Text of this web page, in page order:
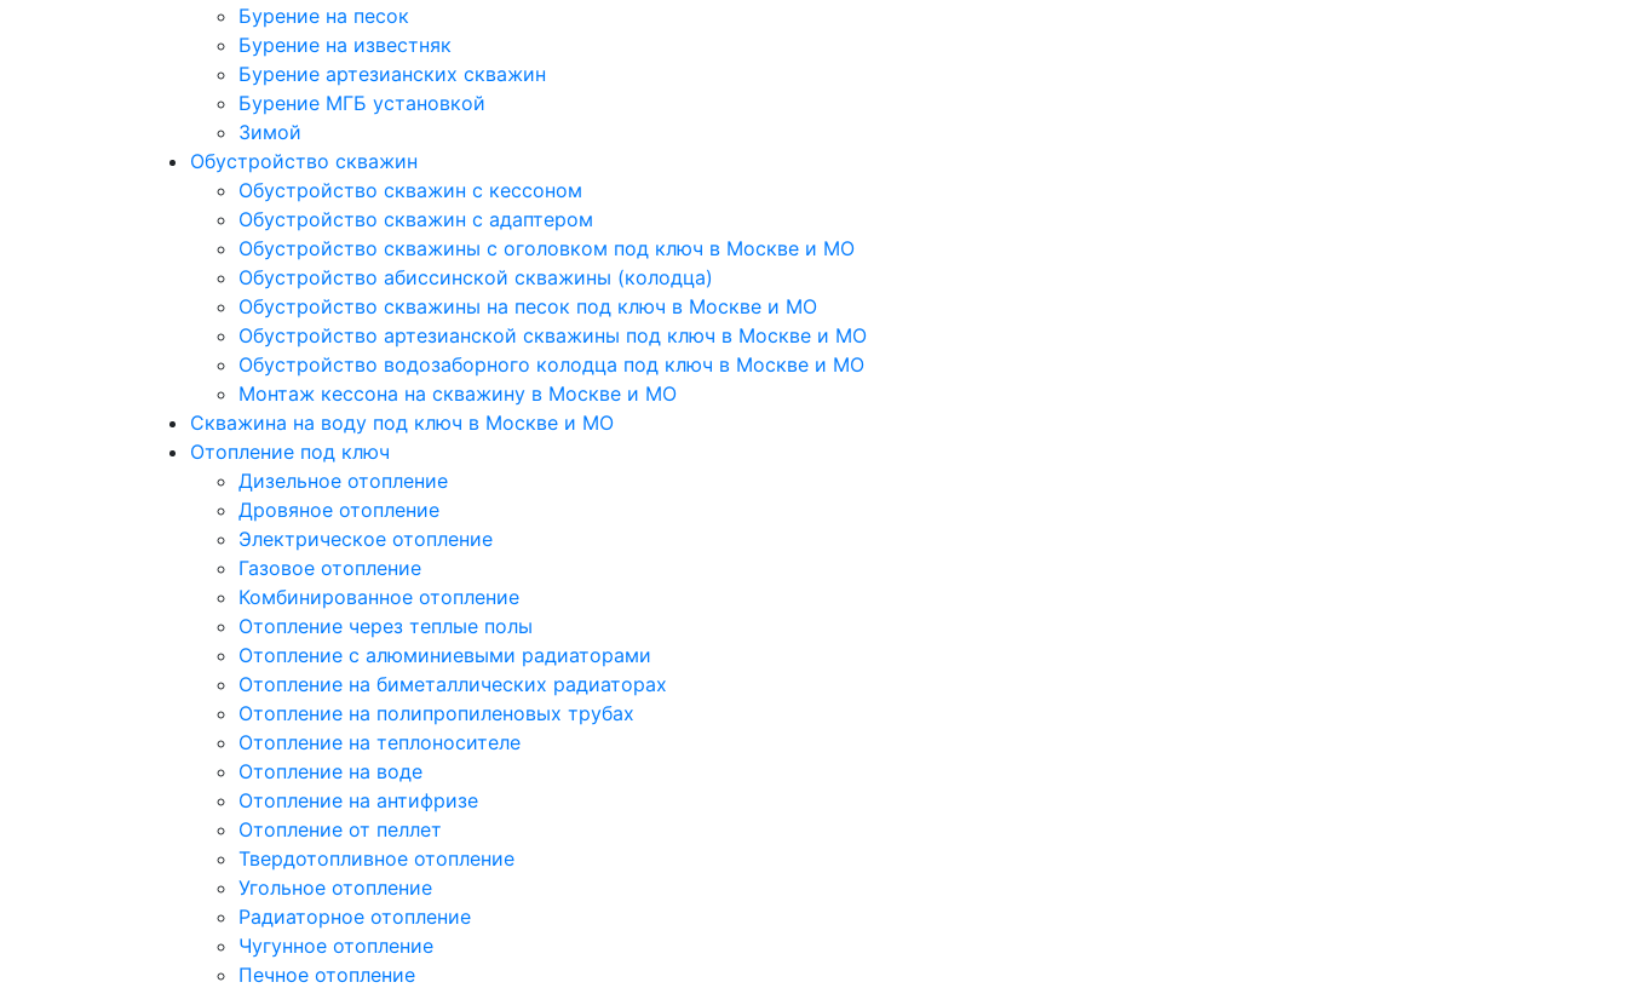
Бурение на песок
Бурение на известняк
Бурение артезианских скважин
Бурение МГБ установкой
Зимой
Обустройство скважин
Обустройство скважин с кессоном
Обустройство скважин с адаптером
Обустройство скважины с оголовком под ключ в Москве и МО
Обустройство абиссинской скважины (колодца)
Обустройство скважины на песок под ключ в Москве и МО
Обустройство артезианской скважины под ключ в Москве и МО
Обустройство водозаборного колодца под ключ в Москве и МО
Монтаж кессона на скважину в Москве и МО
Скважина на воду под ключ в Москве и МО
Отопление под ключ
Дизельное отопление
Дровяное отопление
Электрическое отопление
Газовое отопление
Комбинированное отопление
Отопление через теплые полы
Отопление с алюминиевыми радиаторами
Отопление на биметаллических радиаторах
Отопление на полипропиленовых трубах
Отопление на теплоносителе
Отопление на воде
Отопление на антифризе
Отопление от пеллет
Твердотопливное отопление
Угольное отопление
Радиаторное отопление
Чугунное отопление
Печное отопление